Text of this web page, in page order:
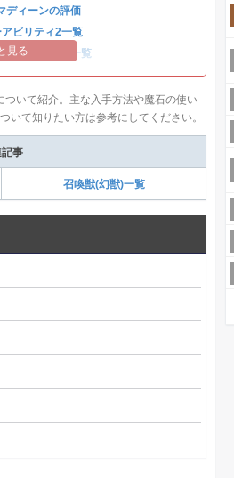
ディーンの評価
ビリティ2一覧
のステータス一覧
見る
いて紹介。主な入手方法や魔石の使い
いて知りたい方は参考にしてください。
記事
召喚獣(幻獣)一覧